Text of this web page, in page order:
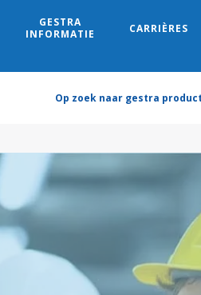
GESTRA
INFORMATIE
CARRIÈRES
Search
Op zoek naar gestra